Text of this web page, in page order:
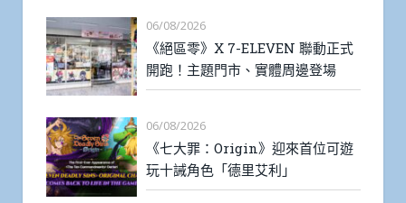
06/08/2026
《絕區零》X 7-ELEVEN 聯動正式
開跑！主題門市、實體周邊登場
06/08/2026
《七大罪：Origin》迎來首位可遊
玩十誡角色「德里艾利」